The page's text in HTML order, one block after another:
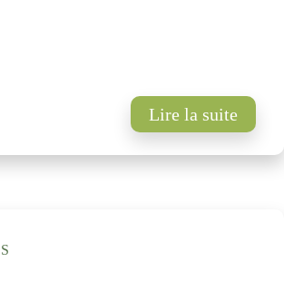
Lire la suite